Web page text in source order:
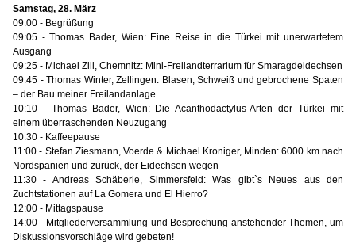
Samstag, 28. März
09:00 - Begrüßung
09:05 - Thomas Bader, Wien: Eine Reise in die Türkei mit unerwartetem
Ausgang
09:25 - Michael Zill, Chemnitz: Mini-Freilandterrarium für Smaragdeidechsen
09:45 - Thomas Winter, Zellingen: Blasen, Schweiß und gebrochene Spaten
– der Bau meiner Freilandanlage
10:10 - Thomas Bader, Wien: Die Acanthodactylus-Arten der Türkei mit
einem überraschenden Neuzugang
10:30 - Kaffeepause
11:00 - Stefan Ziesmann, Voerde & Michael Kroniger, Minden: 6000 km nach
Nordspanien und zurück, der Eidechsen wegen
11:30 - Andreas Schäberle, Simmersfeld: Was gibt`s Neues aus den
Zuchtstationen auf La Gomera und El Hierro?
12:00 - Mittagspause
14:00 - Mitgliederversammlung und Besprechung anstehender Themen, um
Diskussionsvorschläge wird gebeten!